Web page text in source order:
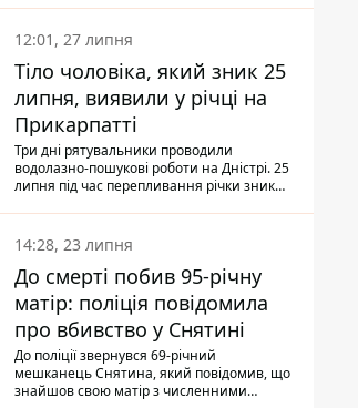
Також травми отримала водійка
автомобіля.
12:01, 27 липня
Тіло чоловіка, який зник 25
липня, виявили у річці на
Прикарпатті
Три дні рятувальники проводили
водолазно-пошукові роботи на Дністрі. 25
липня під час перепливання річки зник
виявили тіло.
14:28, 23 липня
До смерті побив 95-річну
матір: поліція повідомила
про вбивство у Снятині
До поліції звернувся 69-річний
мешканець Снятина, який повідомив, що
знайшов свою матір з численними